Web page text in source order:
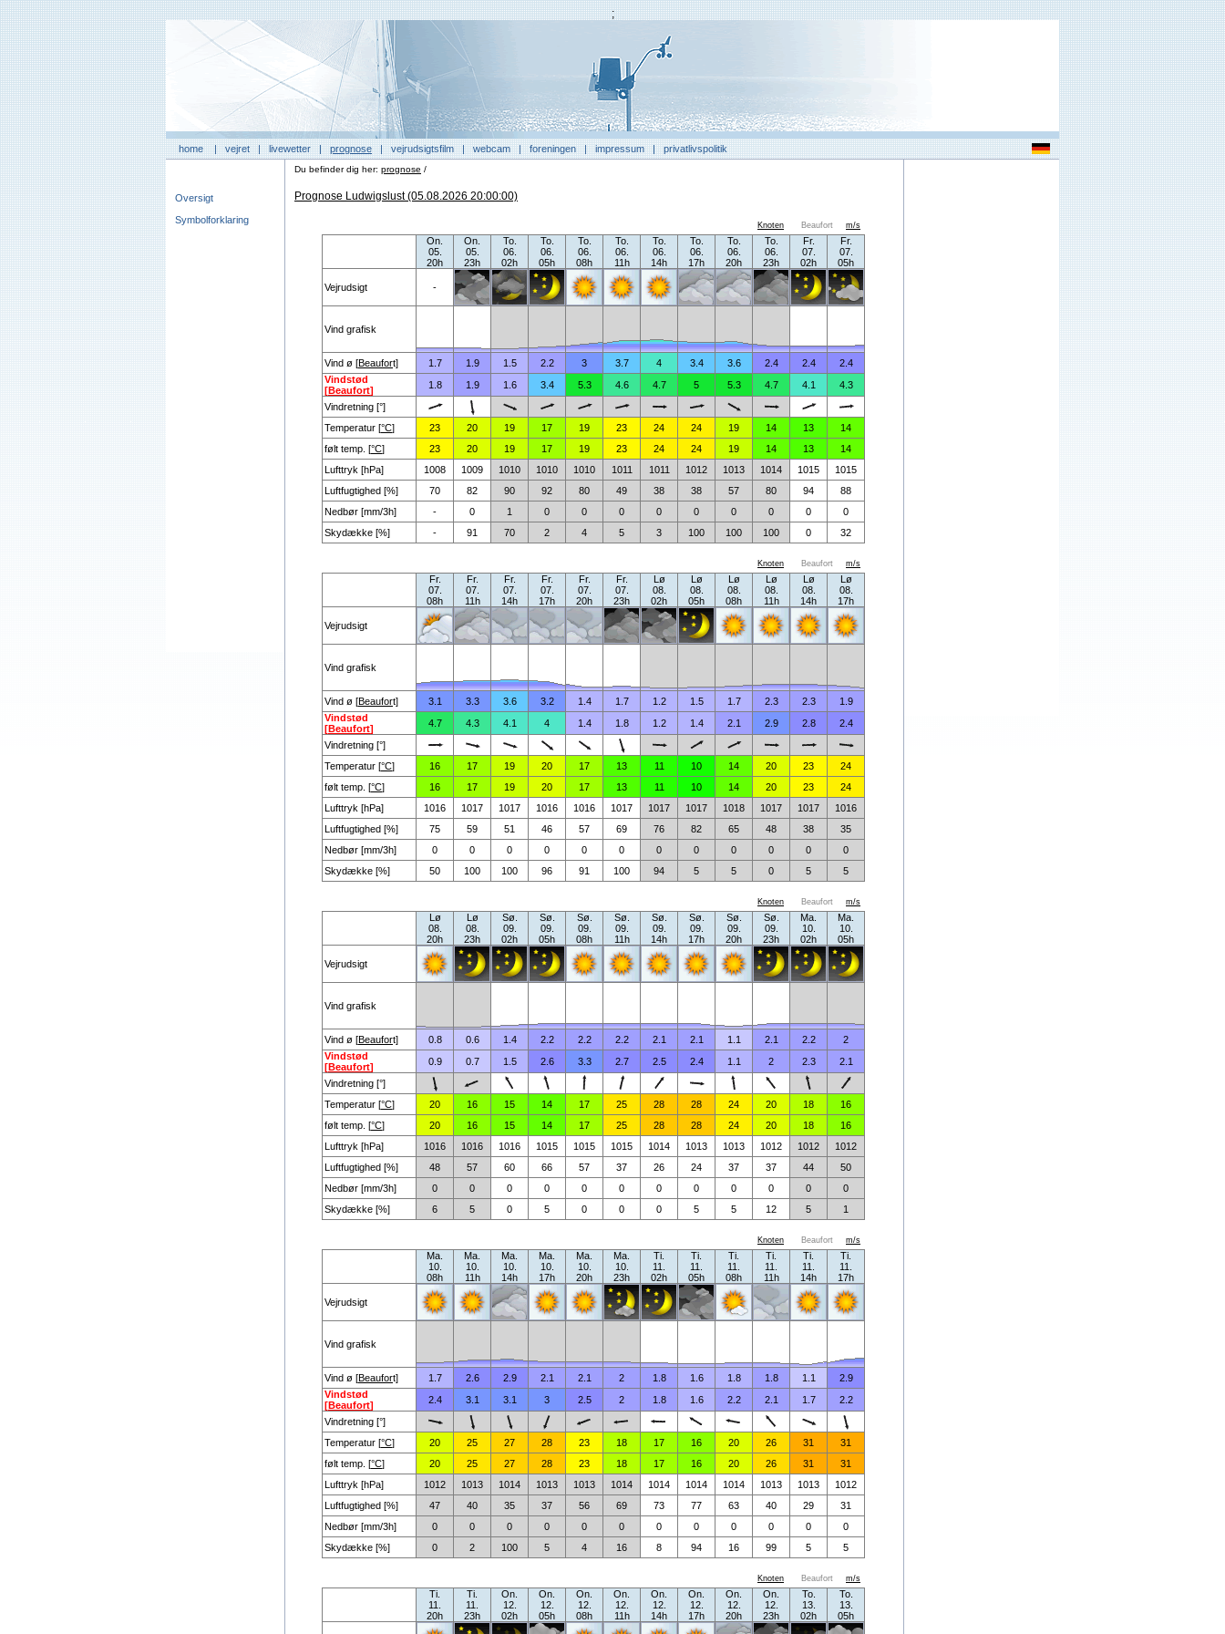
;
home|vejret|livewetter|prognose|vejrudsigtsfilm|webcam|foreningen|impressum|privatlivspolitik
Oversigt
Symbolforklaring
Du befinder dig her: prognose /
Prognose Ludwigslust (05.08.2026 20:00:00)
Knoten Beaufort m/s
On.
05.
20h
On.
05.
23h
To.
06.
02h
To.
06.
05h
To.
06.
08h
To.
06.
11h
To.
06.
14h
To.
06.
17h
To.
06.
20h
To.
06.
23h
Fr.
07.
02h
Fr.
07.
05h
Vejrudsigt -
Vind grafisk
Vind ø [Beaufort] 1.7 1.9 1.5 2.2 3 3.7 4 3.4 3.6 2.4 2.4
2.4
Vindstød
[Beaufort] 1.8 1.9 1.6 3.4 5.3 4.6 4.7 5 5.3 4.7 4.1
4.3
Vindretning [°]
Temperatur [°C] 23 20 19 17 19 23 24 24 19 14 13
14
følt temp. [°C] 23 20 19 17 19 23 24 24 19 14 13
14
Lufttryk [hPa]
1008 1009 1010 1010 1010 1011 1011 1012 1013 1014 1015
1015
Luftfugtighed [%]
70 82 90 92 80 49 38 38 57 80 94
88
Nedbør [mm/3h]
- 0 1 0 0 0 0 0 0 0 0
0
Skydække [%]
- 91 70 2 4 5 3 100 100 100 0 32
Knoten Beaufort m/s
Fr.
07.
08h
Fr.
07.
11h
Fr.
07.
14h
Fr.
07.
17h
Fr.
07.
20h
Fr.
07.
23h
Lø
08.
02h
Lø
08.
05h
Lø
08.
08h
Lø
08.
11h
Lø
08.
14h
Lø
08.
17h
Vejrudsigt
Vind grafisk
Vind ø [Beaufort] 3.1 3.3 3.6 3.2 1.4 1.7 1.2 1.5 1.7 2.3 2.3
1.9
Vindstød
[Beaufort] 4.7 4.3 4.1 4 1.4 1.8 1.2 1.4 2.1 2.9 2.8
2.4
Vindretning [°]
Temperatur [°C] 16 17 19 20 17 13 11 10 14 20 23
24
følt temp. [°C] 16 17 19 20 17 13 11 10 14 20 23
24
Lufttryk [hPa]
1016 1017 1017 1016 1016 1017 1017 1017 1018 1017 1017
1016
Luftfugtighed [%]
75 59 51 46 57 69 76 82 65 48 38
35
Nedbør [mm/3h]
0 0 0 0 0 0 0 0 0 0 0
0
Skydække [%]
50 100 100 96 91 100 94 5 5 0 5 5
Knoten Beaufort m/s
Lø
08.
20h
Lø
08.
23h
Sø.
09.
02h
Sø.
09.
05h
Sø.
09.
08h
Sø.
09.
11h
Sø.
09.
14h
Sø.
09.
17h
Sø.
09.
20h
Sø.
09.
23h
Ma.
10.
02h
Ma.
10.
05h
Vejrudsigt
Vind grafisk
Vind ø [Beaufort] 0.8 0.6 1.4 2.2 2.2 2.2 2.1 2.1 1.1 2.1 2.2
2
Vindstød
[Beaufort] 0.9 0.7 1.5 2.6 3.3 2.7 2.5 2.4 1.1 2 2.3
2.1
Vindretning [°]
Temperatur [°C] 20 16 15 14 17 25 28 28 24 20 18
16
følt temp. [°C] 20 16 15 14 17 25 28 28 24 20 18
16
Lufttryk [hPa]
1016 1016 1016 1015 1015 1015 1014 1013 1013 1012 1012
1012
Luftfugtighed [%]
48 57 60 66 57 37 26 24 37 37 44
50
Nedbør [mm/3h]
0 0 0 0 0 0 0 0 0 0 0
0
Skydække [%]
6 5 0 5 0 0 0 5 5 12 5 1
Knoten Beaufort m/s
Ma.
10.
08h
Ma.
10.
11h
Ma.
10.
14h
Ma.
10.
17h
Ma.
10.
20h
Ma.
10.
23h
Ti.
11.
02h
Ti.
11.
05h
Ti.
11.
08h
Ti.
11.
11h
Ti.
11.
14h
Ti.
11.
17h
Vejrudsigt
Vind grafisk
Vind ø [Beaufort] 1.7 2.6 2.9 2.1 2.1 2 1.8 1.6 1.8 1.8 1.1
2.9
Vindstød
[Beaufort] 2.4 3.1 3.1 3 2.5 2 1.8 1.6 2.2 2.1 1.7
2.2
Vindretning [°]
Temperatur [°C] 20 25 27 28 23 18 17 16 20 26 31
31
følt temp. [°C] 20 25 27 28 23 18 17 16 20 26 31
31
Lufttryk [hPa]
1012 1013 1014 1013 1013 1014 1014 1014 1014 1013 1013
1012
Luftfugtighed [%]
47 40 35 37 56 69 73 77 63 40 29
31
Nedbør [mm/3h]
0 0 0 0 0 0 0 0 0 0 0
0
Skydække [%]
0 2 100 5 4 16 8 94 16 99 5 5
Knoten Beaufort m/s
Ti.
11.
20h
Ti.
11.
23h
On.
12.
02h
On.
12.
05h
On.
12.
08h
On.
12.
11h
On.
12.
14h
On.
12.
17h
On.
12.
20h
On.
12.
23h
To.
13.
02h
To.
13.
05h